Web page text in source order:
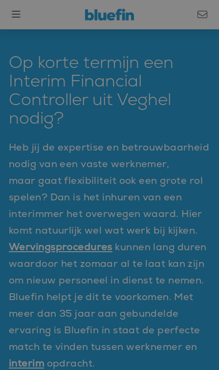
Op korte termijn een
Interim Financial
Controller uit Veghel
nodig?
Heb jij de expertise en betrouwbaarheid
nodig van een vaste werknemer,
maar gaat flexibiliteit ook een grote rol
spelen? Dan is het inhuren van een
interimmer het overwegen waard. Hier
komt natuurlijk wel wat werk bij kijken.
Wervingsprocedures kunnen lang duren
waardoor het zomaar al te laat kan zijn
om nieuw personeel in dienst te nemen.
Bluefin helpt je dit te voorkomen. Met
meer dan 35 jaar aan gebundelde
ervaring is Bluefin in staat de perfecte
match te vinden tussen werknemer en
interim opdracht.